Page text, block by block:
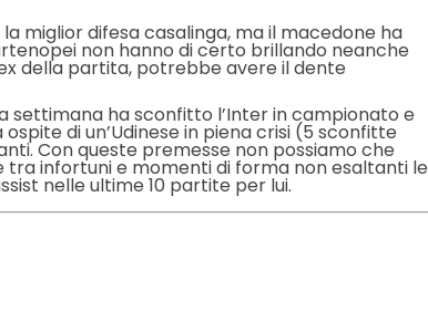
miglior difesa casalinga, ma il macedone ha
non hanno di certo brillando neanche
della partita, potrebbe avere il dente
settimana ha sconfitto l’Inter in campionato e
di un’Udinese in piena crisi (5 sconfitte
Con queste premesse non possiamo che
tra infortuni e momenti di forma non esaltanti le
nelle ultime 10 partite per lui.